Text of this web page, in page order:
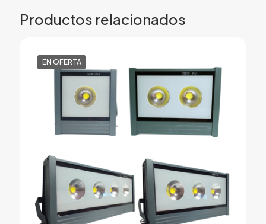
Productos relacionados
EN OFERTA